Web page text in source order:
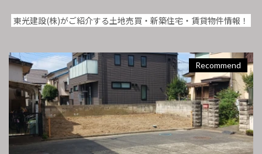
東光建設(株)がご紹介する土地売買・新築住宅・賃貸物件情報！
Recommend